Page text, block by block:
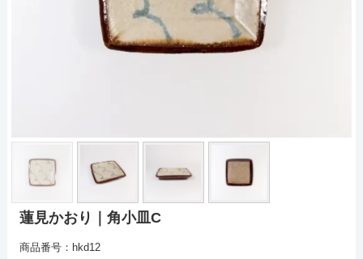
蓮見かおり｜角小皿C
商品番号：hkd12